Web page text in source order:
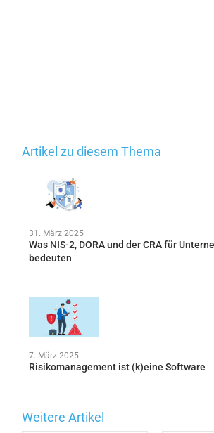
Artikel zu diesem Thema
31. März 2025
Was NIS-2, DORA und der CRA für
bedeuten
7. März 2025
Risikomanagement ist (k)eine Software
Weitere Artikel